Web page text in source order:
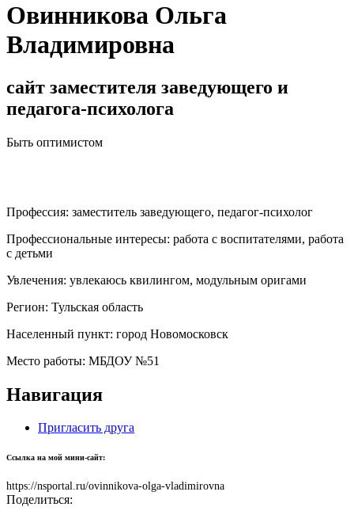
Овинникова Ольга
Владимировна
сайт заместителя заведующего и
педагога-психолога
Быть оптимистом
Профессия: заместитель заведующего, педагог-психолог
Профессиональные интересы: работа с воспитателями, работа
с детьми
Увлечения: увлекаюсь квилингом, модульным оригами
Регион: Тульская область
Населенный пункт: город Новомосковск
Место работы: МБДОУ №51
Навигация
Пригласить друга
Ссылка на мой мини-сайт:
https://nsportal.ru/ovinnikova-olga-vladimirovna
Поделиться: